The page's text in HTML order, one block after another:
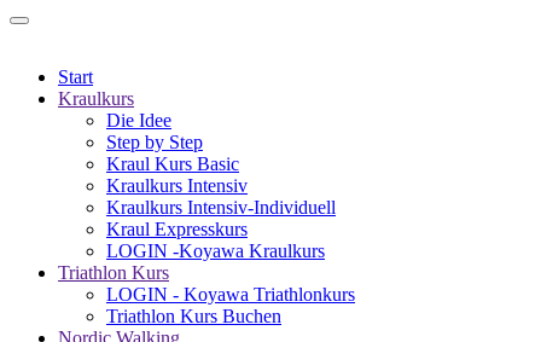
Start
Kraulkurs
Die Idee
Step by Step
Kraul Kurs Basic
Kraulkurs Intensiv
Kraulkurs Intensiv-Individuell
Kraul Expresskurs
LOGIN -Koyawa Kraulkurs
Triathlon Kurs
LOGIN - Koyawa Triathlonkurs
Triathlon Kurs Buchen
Nordic Walking